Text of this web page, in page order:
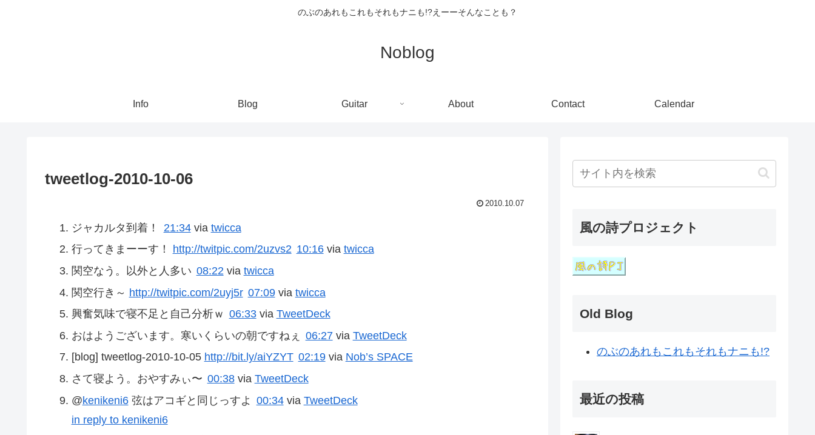
のぶのあれもこれもそれもナニも!?えーーそんなことも？
Noblog
Info Blog Guitar About Contact Calendar
tweetlog-2010-10-06
2010.10.07
ジャカルタ到着！ 21:34 via twicca
行ってきまーーす！
http://twitpic.com/2uzvs2 10:16 via twicca
関空なう。以外と人多い 08:22 via twicca
関空行き～ http://twitpic.com/2uyj5r 07:09 via twicca
興奮気味で寝不足と自己分析ｗ 06:33 via TweetDeck
おはようございます。寒いくらいの朝ですねぇ
06:27 via TweetDeck
[blog] tweetlog-2010-10-05 http://bit.ly/aiYZYT 02:19 via Nob’s SPACE
さて寝よう。おやすみぃ〜 00:38 via TweetDeck
@kenikeni6弦はアコギと同じっすよ 00:34 via TweetDeck
in reply to kenikeni6
風の詩プロジェクト
Old Blog
のぶのあれもこれもそれもナニも!?
最近の投稿